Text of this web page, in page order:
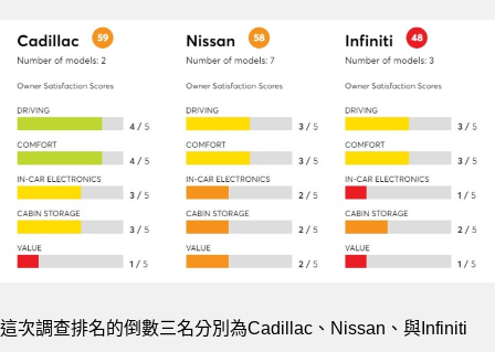
這次調查排名的倒數三名分別為Cadillac、Nissan、與Infiniti